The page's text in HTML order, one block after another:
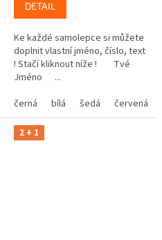
modrá žlutá zelená růžová
DETAIL
Ke každé samolepce si můžete
doplnit vlastní jméno, číslo, text
! Stačí kliknout níže ! Tvé
Jméno ...
černá
bílá šedá červená
2 + 1